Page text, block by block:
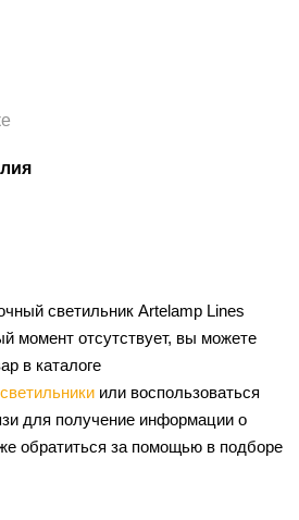
светильник Artelamp Lines
момент отсутствует, вы можете
в каталоге
или воспользоваться
для получение информации о
обратиться за помощью в подборе